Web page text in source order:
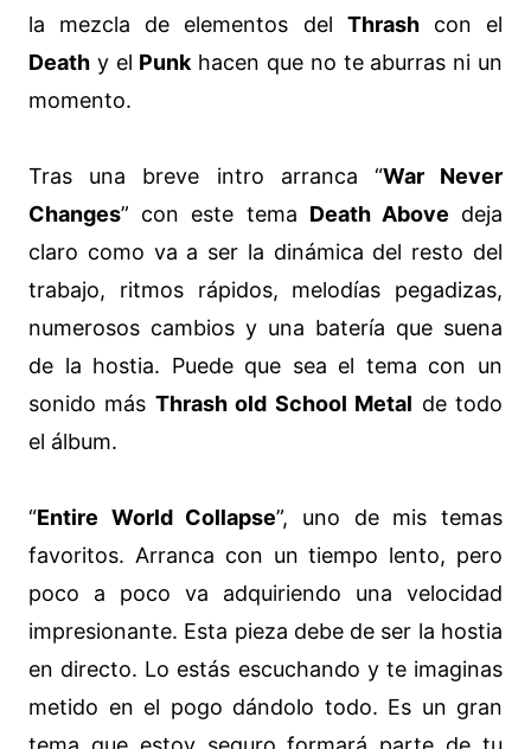
la mezcla de elementos del Thrashcon el
Death y el Punk hacen que no te aburras ni un
momento.
Tras una breve intro arranca “War Never
Changes” con este tema Death Above deja
claro como va a ser la dinámica del resto del
trabajo, ritmos rápidos, melodías pegadizas,
numerosos cambios y una batería que suena
de la hostia. Puede que sea el tema con un
sonido más Thrash old School Metal de todo
el álbum.
“Entire World Collapse”, uno de mis temas
favoritos. Arranca con un tiempo lento, pero
poco a poco va adquiriendo una velocidad
impresionante. Esta pieza debe de ser la hostia
en directo. Lo estás escuchando y te imaginas
metido en el pogo dándolo todo. Es un gran